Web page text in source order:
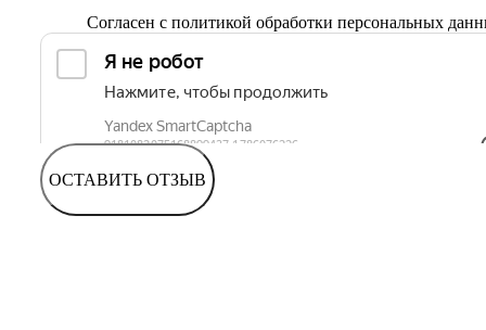
Согласен с политикой обработки персональных
ОСТАВИТЬ ОТЗЫВ